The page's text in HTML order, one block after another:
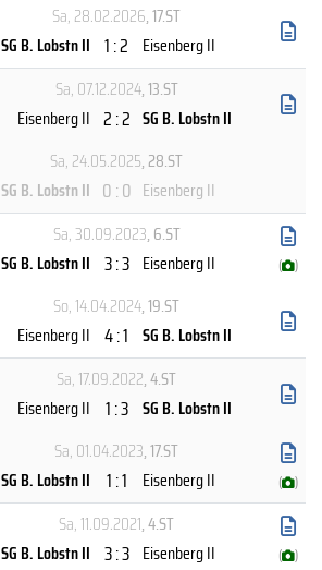
Sa, 28.02.2026, 17.ST
SG B. Lobstn II 1 : 2 Eisenberg II
Sa, 07.12.2024, 13.ST
Eisenberg II 2 : 2 SG B. Lobstn II
Sa, 24.05.2025, 28.ST
SG B. Lobstn II 0 : 0 Eisenberg II
Sa, 30.09.2023, 6.ST
SG B. Lobstn II 3 : 3 Eisenberg II ( )
So, 14.04.2024, 19.ST
Eisenberg II 4 : 1 SG B. Lobstn II
Sa, 17.09.2022, 4.ST
Eisenberg II 1 : 3 SG B. Lobstn II
Sa, 01.04.2023, 17.ST
SG B. Lobstn II
1 : 1 Eisenberg II ( )
Sa, 11.09.2021, 4.ST
SG B. Lobstn II 3 : 3 Eisenberg II ( )